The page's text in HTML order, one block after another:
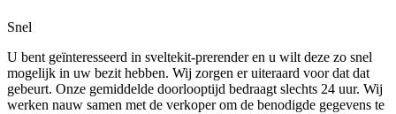
Snel
U bent geïnteresseerd in sveltekit-prerender en u wilt deze zo snel
mogelijk in uw bezit hebben. Wij zorgen er uiteraard voor dat dat
gebeurt. Onze gemiddelde doorlooptijd bedraagt slechts 24 uur. Wij
werken nauw samen met de verkoper om de benodigde gegevens te